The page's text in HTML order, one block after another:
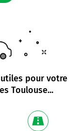
pour votre
Toulouse...